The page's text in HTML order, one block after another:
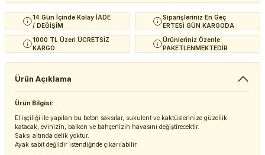
14 Gün İçinde Kolay İADE
/ DEĞİŞİM
Siparişleriniz En Geç
ERTESİ GÜN KARGODA
1000 TL Üzeri ÜCRETSİZ
KARGO
Ürünleriniz Özenle
PAKETLENMEKTEDİR
Ürün Açıklama
Ürün Bilgisi:
El işçiliği ile yapılan bu beton saksılar, sukulent ve kaktüslerinize güzellik
katacak, evinizin, balkon ve bahçenizin havasını değiştirecektir.
Saksı altında delik yoktur.
Ayak sabit değildir istendiğnde çıkarılabilir.